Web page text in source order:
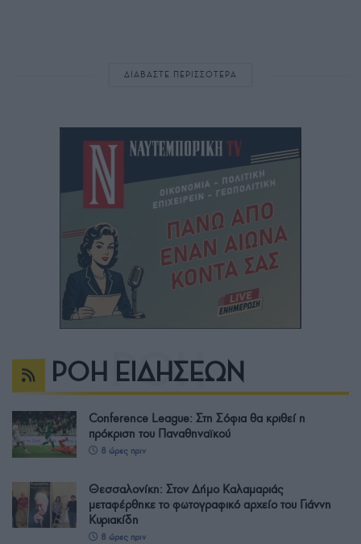
ΔΙΑΒΑΣΤΕ ΠΕΡΙΣΣΟΤΕΡΑ
ΡΟΗ ΕΙΔΗΣΕΩΝ
Conference League: Στη Σόφια θα κριθεί η
πρόκριση του Παναθηναϊκού
8 ώρες πριν
Θεσσαλονίκη: Στον Δήμο Καλαμαριάς
μεταφέρθηκε το φωτογραφικό αρχείο του Γιάννη
Κυριακίδη
8 ώρες πριν